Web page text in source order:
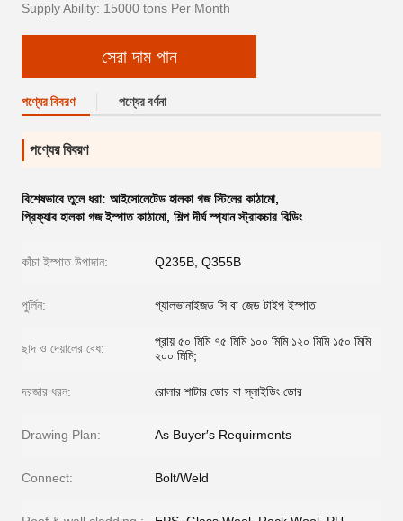
Supply Ability: 15000 tons Per Month
সেরা দাম পান
পণ্যের বিবরণ পণ্যের বর্ণনা
পণ্যের বিবরণ
বিশেষভাবে তুলে ধরা: আইসোলেটেড হালকা গজ স্টিলের কাঠামো,
প্রিফ্যাব হালকা গজ ইস্পাত কাঠামো, শিল্প দীর্ঘ স্প্যান স্ট্রাকচার বিল্ডিং
কাঁচা ইস্পাত উপাদান: Q235B, Q355B
পুর্লিন: গ্যালভানাইজড সি বা জেড টাইপ ইস্পাত
ছাদ ও দেয়ালের বেধ:
প্রায় ৫০ মিমি ৭৫ মিমি ১০০ মিমি ১২০ মিমি ১৫০ মিমি
২০০ মিমি;
দরজার ধরন: রোলার শাটার ডোর বা স্লাইডিং ডোর
Drawing Plan: As Buyer′s Requirments
Connect: Bolt/Weld